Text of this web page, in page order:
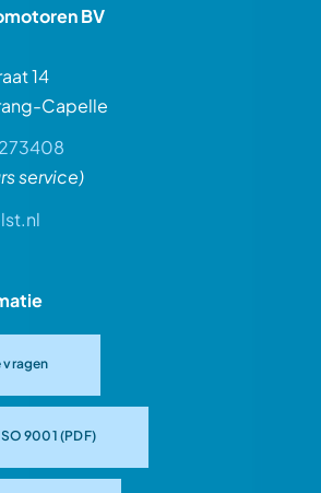
BV
14
Capelle
service)
vragen
9001 (PDF)